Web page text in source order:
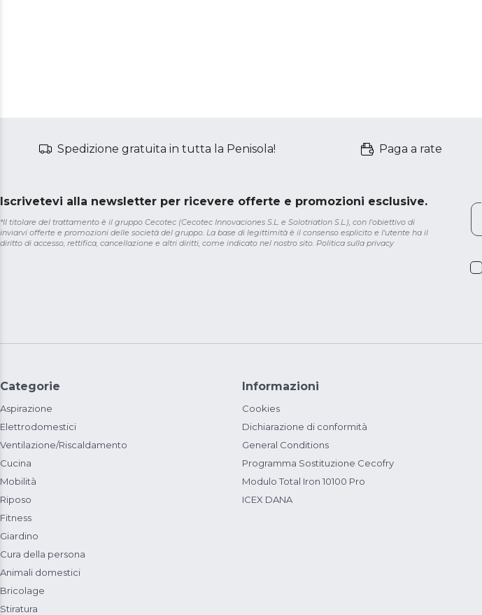
Spedizione gratuita in tutta la Penisola! Paga a rate
Iscrivetevi alla newsletter per ricevere offerte e promozioni esclusive.
*Il titolare del trattamento è il gruppo Cecotec (Cecotec Innovaciones S.L. e Solotriatlon S.L.), con l'obiettivo di
inviarvi offerte e promozioni delle società del gruppo. La base di legittimità è il consenso esplicito e l'utente ha il
diritto di accesso, rettifica, cancellazione e altri diritti, come indicato nel nostro sito. Politica sulla privacy
Categorie
Aspirazione
Elettrodomestici
Ventilazione/Riscaldamento
Cucina
Mobilità
Riposo
Fitness
Giardino
Cura della persona
Animali domestici
Bricolage
Stiratura
Informazioni
Cookies
Dichiarazione di conformità
General Conditions
Programma Sostituzione Cecofry
Modulo Total Iron 10100 Pro
ICEX DANA